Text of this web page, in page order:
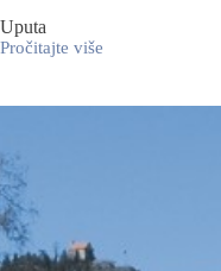
Uputa
Pročitajte više